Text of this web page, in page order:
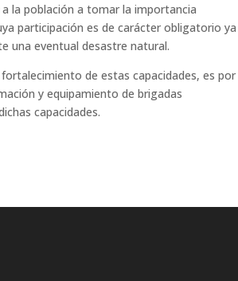
la población a tomar la importancia
participación es de carácter obligatorio ya
una eventual desastre natural.
de estas capacidades, es por
y equipamiento de brigadas
capacidades.